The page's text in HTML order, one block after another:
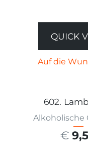
QUICK
Auf die
602.
Alkoholische
€